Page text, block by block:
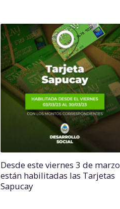
Desde este viernes 3 de marzo
están habilitadas las Tarjetas
Sapucay